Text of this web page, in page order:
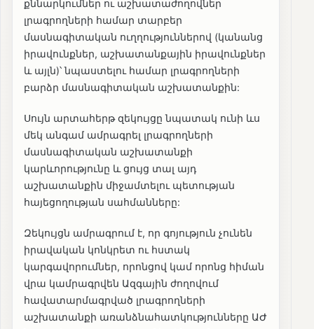
քննարկումներ ու աշխատաժողովներ
լրագրողների համար տարբեր
մասնագիտական ուղղություններով (կանանց
իրավունքներ, աշխատանքային իրավունքներ
և այլն)՝ նպաստելու համար լրագրողների
բարձր մասնագիտական աշխատանքին:
Սույն արտահերթ զեկույցը նպատակ ունի ևս
մեկ անգամ ամրագրել լրագրողների
մասնագիտական աշխատանքի
կարևորությունը և ցույց տալ այդ
աշխատանքին միջամտելու պետության
հայեցողության սահմանները:
Զեկույցն ամրագրում է, որ գոյություն չունեն
իրավական կոնկրետ ու հստակ
կարգավորումներ, որոնցով կամ որոնց հիման
վրա կամրագրվեն Ազգային ժողովում
հավատարմագրված լրագրողների
աշխատանքի առանձնահատկությունները ԱԺ